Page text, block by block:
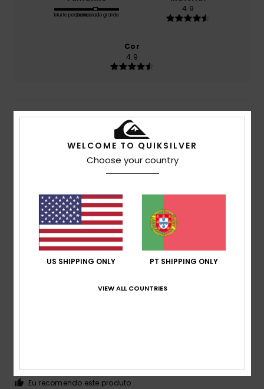
Muito pequenoDemasiado grande
4.9
Cor
4.9
4/5
Mostrar original - Francês
Conforto: 5/5 Relação qualidade/preço
Tamanho perfeitoMaterial: 5 Cor: 5/5
Eu recomendo este produto
5
GrandeMaterial: 5/5 Cor: 5/5
Eu recomendo este produto
WELCOME TO QUIKSILVER
Choose your country
US SHIPPING ONLY PT SHIPPING ONLY
VIEW ALL COUNTRIES